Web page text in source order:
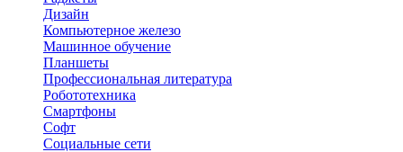
Дизайн
Компьютерное железо
Машинное обучение
Планшеты
Профессиональная литература
Робототехника
Смартфоны
Софт
Социальные сети